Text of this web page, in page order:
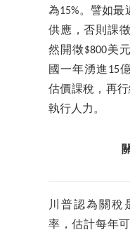
為15%。譬如
供應，否則課
然開徵$800美
國一年湧進15
估價課稅，再行
執行人力。
川普認為關稅
率，估計每年